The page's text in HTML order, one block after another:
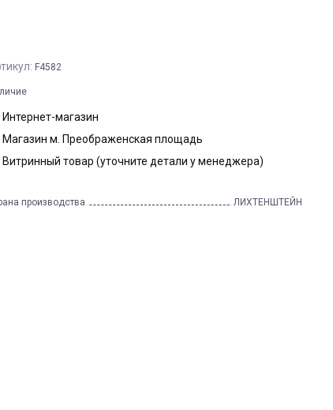
F4582
Интернет-магазин
Магазин м. Преображенская площадь
Витринный товар (уточните детали у менеджера)
производства ЛИХТЕНШТЕЙН